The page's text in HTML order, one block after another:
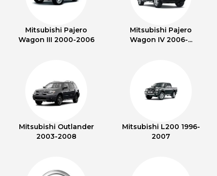
Mitsubishi Pajero
Wagon III 2000-2006
Mitsubishi Pajero
Wagon IV 2006-...
Mitsubishi Outlander
2003-2008
Mitsubishi L200 1996-
2007